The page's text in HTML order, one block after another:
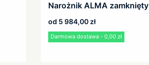
Narożnik ALMA zamknięty
od 5 984,00 zł
Darmowa dostawa - 0,00 zł